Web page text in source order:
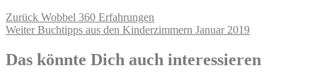
Beitragsnavigation
Zurück Vorheriger
Beitrag:
Wobbel 360 Erfahrungen
Weiter Nächster
Buchtipps aus den Kinderzimmern Januar 2019
Das könnte Dich auch interessieren